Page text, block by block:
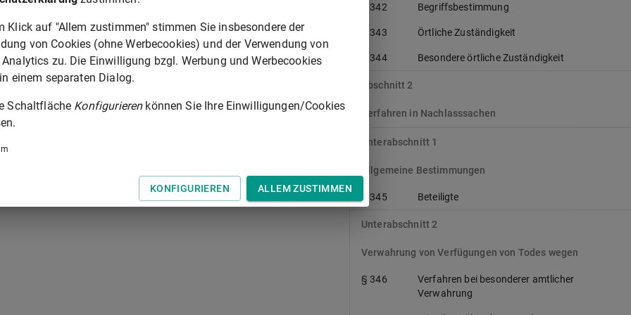
Tastatur zur Navigation zwischen Normen.
§ 342 Begriffsbestimmung
§ 343 Örtliche Zuständigkeit
§ 344 Besondere örtliche Zuständigkeit
Abschnitt 2
Verfahren in Nachlasssachen
Unterabschnitt 1
Allgemeine Bestimmungen
§ 345 Beteiligte
Unterabschnitt 2
Verwahrung von Verfügungen von Todes wegen
§ 346
Verfahren bei besonderer amtlicher
Verwahrung
Klick auf "Allem zustimmen" stimmen Sie insbesondere der
von Cookies (ohne Werbecookies) und der Verwendung von
Analytics zu. Die Einwilligung bzgl. Werbung und Werbecookies
einem separaten Dialog.
Schaltfläche Konfigurierenkönnen Sie Ihre Einwilligungen/Cookies
KONFIGURIEREN ALLEM ZUSTIMMEN